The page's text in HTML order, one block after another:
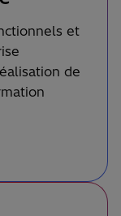
et
de